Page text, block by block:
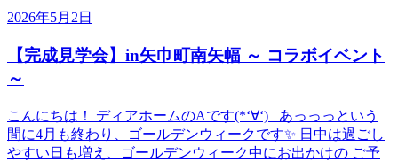
2026年5月2日
【完成見学会】in矢巾町南矢幅 ～ コラボイベント
～
こんにちは！ ディアホームのAです(*‘∀‘) あっっっという
間に4月も終わり、ゴールデンウィークです✨ 日中は過ごし
やすい日も増え、ゴールデンウィーク中にお出かけの ご予